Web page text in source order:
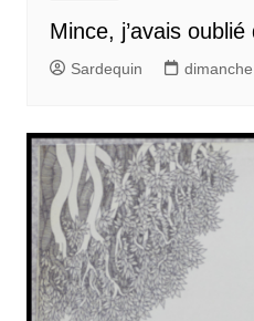
Mince, j’avais
Sardequin